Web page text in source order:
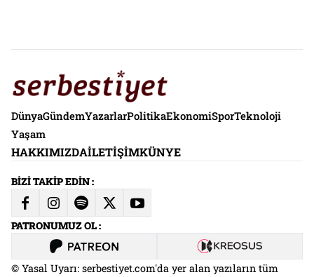
DünyaGündemYazarlarPolitikaEkonomiSporTeknoloji
Yaşam
HAKKIMIZDAİLETIŞIMKÜNYE
BİZİ TAKİP EDİN :
PATRONUMUZ OL :
© Yasal Uyarı: serbestiyet.com'da yer alan yazıların tüm